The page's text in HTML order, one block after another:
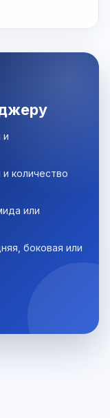
и
количество
или
боковая или